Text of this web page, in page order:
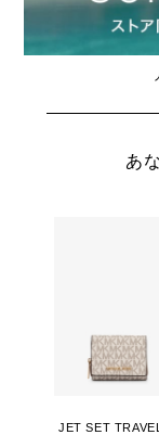
あ
JET SET